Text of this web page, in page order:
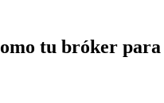
tu bróker para